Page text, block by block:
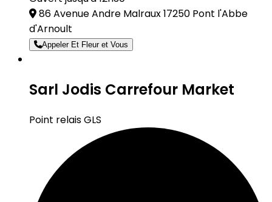
86 Avenue Andre Malraux 17250 Pont l'Abbe
d'Arnoult
Appeler Et Fleur et Vous
Sarl Jodis Carrefour Market
Point relais GLS